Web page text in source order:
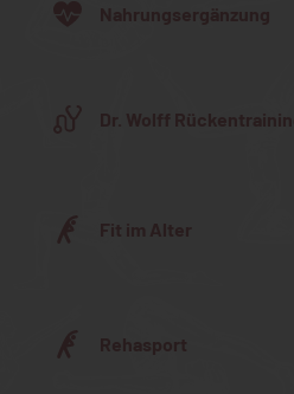
Nahrungsergänzung
Dr. Wolff Rückentraining
Fit im Alter
Rehasport